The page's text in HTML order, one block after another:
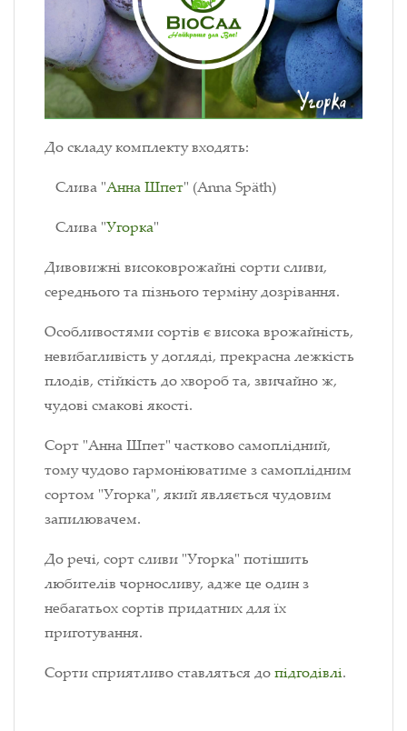
До складу комплекту входять:
Слива "Анна Шпет" (Anna Späth)
Слива "Угорка"
Дивовижні високоврожайні сорти сливи,
середнього та пізнього терміну дозрівання.
Особливостями сортів є висока врожайність,
невибагливість у догляді, прекрасна лежкість
плодів, стійкість до хвороб та, звичайно ж,
чудові смакові якості.
Сорт "Анна Шпет" частково самоплідний,
тому чудово гармоніюватиме з самоплідним
сортом "Угорка", який являється чудовим
запилювачем.
До речі, сорт сливи "Угорка" потішить
любителів чорносливу, адже це один з
небагатьох сортів придатних для їх
приготування.
Сорти сприятливо ставляться допідгодівлі.